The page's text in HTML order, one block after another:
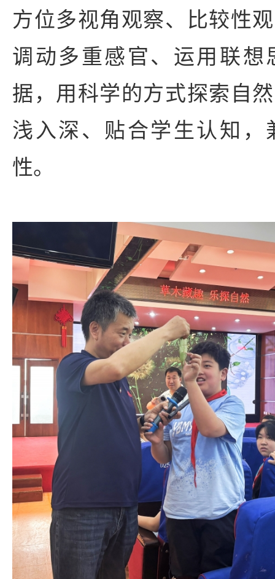
方位多视角观察、比较性
调动多重感官、运用联想
据，用科学的方式探索自
浅入深、贴合学生认知，
性。